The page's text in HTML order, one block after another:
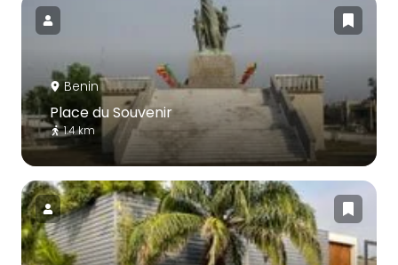
Benin
Place du Souvenir
1.4 km